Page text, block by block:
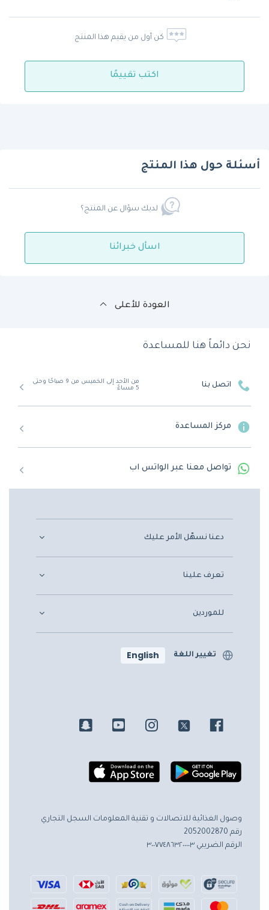
كن أول من يقيم هذا المنتج
اكتب تقييمًا
أسئلة حول هذا المنتج
لديك سؤال عن المنتج؟
اسأل خبرائنا
العودة للأعلى
نحن دائماً هنا للمساعدة
اتصل بنا
من الأحد إلى الخميس من 9 صباحًا وحتى
5 مساءً
مركز المساعدة
تواصل معنا عبر الواتس اب
دعنا نسهّل الأمر عليك
تعرف علينا
للموردين
تغيير اللغة English
وصول الغذائية للاتصالات و تقنية المعلومات السجل التجاري
رقم 2052002870
الرقم الضريبي ٣٠٠٧٧٤٨٦٣٢٠٠٠٠٣